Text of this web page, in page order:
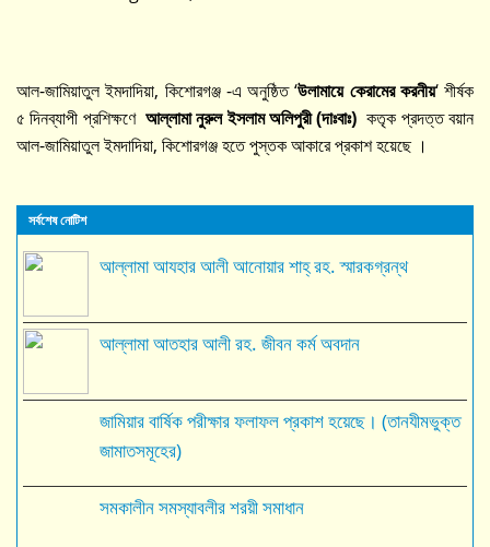
আল-জামিয়াতুল ইমদাদিয়া, কিশোরগঞ্জ -এ অনুষ্ঠিত ‘উলামায়ে কেরামের করনীয়‘ শীর্ষক
৫ দিনব্যাপী প্রশিক্ষণে আল্লামা নুরুল ইসলাম অলিপুরী (দাঃবাঃ) কতৃক প্রদত্ত বয়ান
আল-জামিয়াতুল ইমদাদিয়া, কিশোরগঞ্জ হতে পুস্তক আকারে প্রকাশ হয়েছে ।
সর্বশেষ নোটিশ
আল্লামা আযহার আলী আনোয়ার শাহ্‌ রহ. স্মারকগ্রন্থ
আল্লামা আতহার আলী রহ. জীবন কর্ম অবদান
জামিয়ার বার্ষিক পরীক্ষার ফলাফল প্রকাশ হয়েছে। (তানযীমভুক্ত
জামাতসমূহের)
সমকালীন সমস্যাবলীর শরয়ী সমাধান